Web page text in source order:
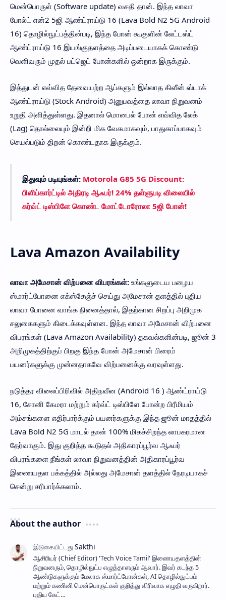
மென்பொருள் (Software update) வசதி தான். இந்த லாவா
போல்ட் என்2 5ஜி ஆண்ட்ராய்டு 16 (Lava Bold N2 5G Android
16) தொழில்நுட்பத்தின்படி, இந்த போன் கூகுளின் லேட்டஸ்ட்
ஆண்ட்ராய்டு 16 இயங்குதளத்தை அடிப்படையாகக் கொண்டு
வெளிவரும் முதல் பட்ஜெட் போன்களில் ஒன்றாக இருக்கும்.
இத்துடன் எவ்வித தேவையற்ற ஆப்களும் இல்லாத கிளீன் ஸ்டாக்
ஆண்ட்ராய்டு (Stock Android) அனுபவத்தை லாவா நிறுவனம்
உறுதி அளித்துள்ளது. இதனால் மொபைல் போன் எவ்வித லேக்
(Lag) தொல்லையும் இன்றி மிக வேகமாகவும், பாதுகாப்பாகவும்
செயல்படும் திறன் கொண்டதாக இருக்கும்.
இதுவும் படியுங்கள்: Motorola G85 5G Discount:
பிளிப்கார்ட்டில் அதிரடி ஆஃபர்! 24% தள்ளுபடி விலையில்
கர்வ்ட் டிஸ்பிளே கொண்ட மோட்டோரோலா 5ஜி போன்!
Lava Amazon Availability
லாவா அமேசான் விற்பனை விபரங்கள்: உங்களுடைய பழைய
ஸ்மார்ட்போனை எக்ஸ்சேஞ்ச் செய்து அமேசான் தளத்தில் புதிய
லாவா போனை வாங்க நினைத்தால், இதற்கான சிறப்பு அறிமுக
சலுகைகளும் கிடைக்கவுள்ளன. இந்த லாவா அமேசான் விற்பனை
விபரங்கள் (Lava Amazon Availability) தகவல்களின்படி, ஜூன் 3
அறிமுகத்திற்குப் பிறகு இந்த போன் அமேசான் பிரைம்
பயனர்களுக்கு முன்னதாகவே விற்பனைக்கு வரவுள்ளது.
நடுத்தர விலைப்பிரிவில் அதிநவீன (Android 16 ) ஆண்ட்ராய்டு
16, சோனி கேமரா மற்றும் கர்வ்ட் டிஸ்பிளே போன்ற பிரீமியம்
அம்சங்களை எதிர்பார்க்கும் பயனர்களுக்கு இந்த ஜூன் மாதத்தில்
Lava Bold N2 5G மாடல் தான் 100% மிகச்சிறந்த லாபகரமான
தேர்வாகும். இது குறித்த கூடுதல் அதிகாரப்பூர்வ ஆஃபர்
விபரங்களை நீங்கள் லாவா நிறுவனத்தின் அதிகாரப்பூர்வ
இணையதள பக்கத்தில் அல்லது அமேசான் தளத்தில் நேரடியாகச்
சென்று சரிபார்க்கலாம்.
About the author
ஆசிரியர் (Chief Editor) ​'Tech Voice Tamil' இணையதளத்தின்
நிறுவனரும், தொழில்நுட்ப எழுத்தாளரும் ஆவார். இவர் கடந்த 5
ஆண்டுகளுக்கும் மேலாக ஸ்மார்ட்போன்கள், AI தொழில்நுட்பம்
மற்றும் கணினி மென்பொருட்கள் குறித்து விரிவாக எழுதி வருகிறார்.
புதிய கேட்…